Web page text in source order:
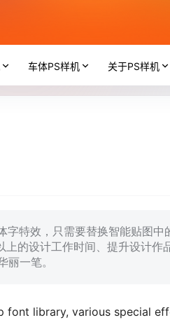
车体PS样机 关于PS样机
字特效，只需要替换智能贴图中
上的设计工作时间、提升设计作
丽一笔。
font library, various special